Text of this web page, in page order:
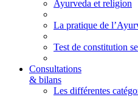
Ayurveda et religion
La pratique de
Test de constitution
Consultations
& bilans
Les différentes